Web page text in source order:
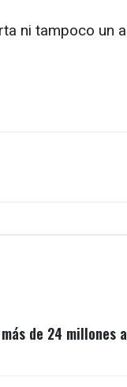
ni tampoco un
de 24 millones